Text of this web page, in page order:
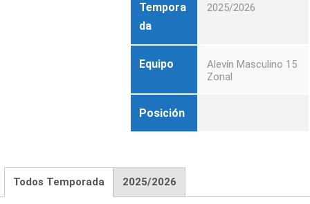
Tempora
da
2025/2026
Equipo
Alevín Masculino 15
Zonal
Posición
Todos Temporada 2025/2026